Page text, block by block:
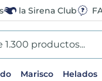
la Sirena Club
productos...
Marisco Helados